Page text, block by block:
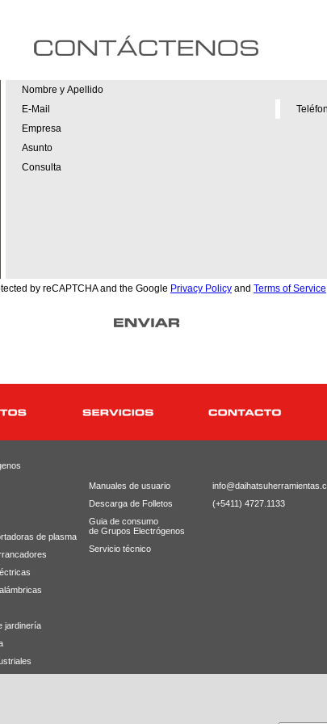
by reCAPTCHA and the Google Privacy Policy and Terms of Service
de plasma
jardinería
Manuales de usuario
Descarga de Folletos
Guia de consumo
de Grupos Electrógenos
Servicio técnico
(+5411) 4727.1133